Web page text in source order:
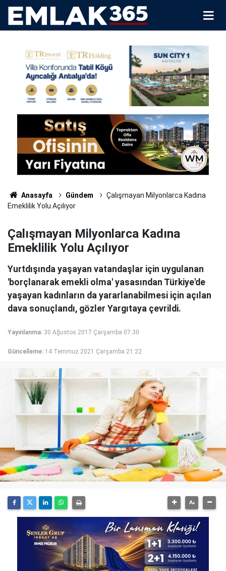
Anasayfa Gündem
Çalışmayan Milyonlarca Kadına
Emeklilik Yolu Açılıyor
Çalışmayan Milyonlarca Kadına
Emeklilik Yolu Açılıyor
Yurtdışında yaşayan vatandaşlar için uygulanan
'borçlanarak emekli olma' yasasından Türkiye'de
yaşayan kadınların da yararlanabilmesi için açılan
dava sonuçlandı, gözler Yargıtaya çevrildi.
Yayınlanma: 30 Ağustos 2017 Çarşamba 07:30
Güncelleme: 14 Temmuz 2021 Çarşamba 21:22